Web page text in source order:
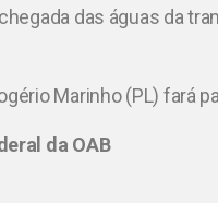
das águas da
Marinho (PL) fará
da OAB